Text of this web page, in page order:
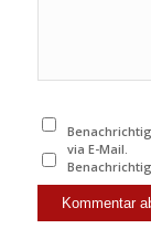
via E-Mail.